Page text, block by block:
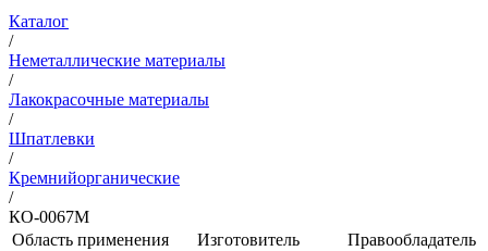
Каталог
/
Неметаллические материалы
/
Лакокрасочные материалы
/
Шпатлевки
/
Кремнийорганические
/
КО-0067М
Область применения
Изготовитель
Правообладатель